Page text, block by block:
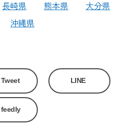
長崎県 熊本県
大分県
沖縄県
Tweet LINE
feedly